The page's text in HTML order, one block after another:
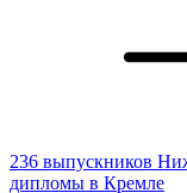
236 выпускников
дипломы в Кремле